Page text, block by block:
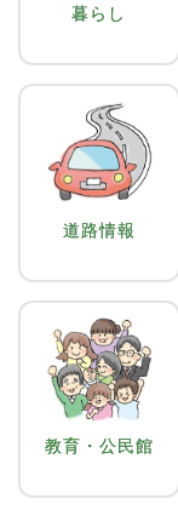
暮らし
道路情報
教育・公民館